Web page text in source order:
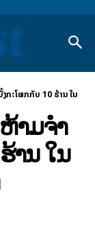
ະໂພກກັບ 10 ຮ້ານ ໃນ
າມຈໍາ
ານ ໃນ